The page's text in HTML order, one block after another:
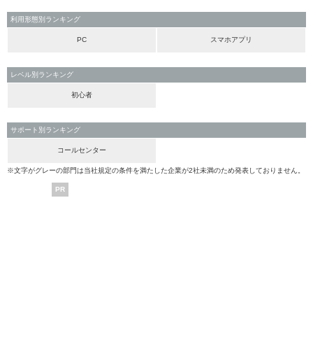
利用形態別ランキング
PC スマホアプリ
レベル別ランキング
初心者
サポート別ランキング
コールセンター
※文字がグレーの部門は当社規定の条件を満たした企業が2社未満のため発表しておりません。
PR